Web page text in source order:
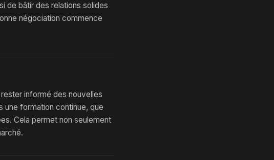
de bâtir des relations solides
négociation commence
informé des nouvelles
une formation continue, que
Cela permet non seulement